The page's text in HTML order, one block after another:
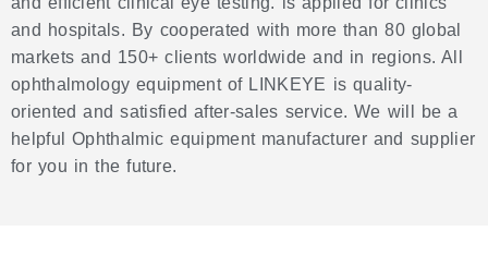
and hospitals. By cooperated with more than 80 global
markets and 150+ clients worldwide and in regions. All
ophthalmology equipment of LINKEYE is quality-
oriented and satisfied after-sales service. We will be a
helpful Ophthalmic equipment manufacturer and supplier
for you in the future.